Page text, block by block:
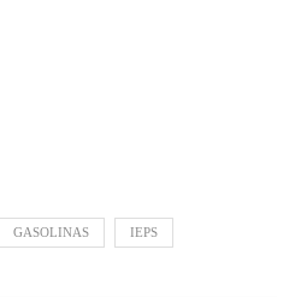
GASOLINAS IEPS